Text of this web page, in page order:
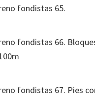
fondistas 65.
fondistas 66.
fondistas 67. Pies